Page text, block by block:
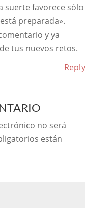
suerte favorece sólo
preparada».
y ya
tus nuevos retos.
Reply
no será
están